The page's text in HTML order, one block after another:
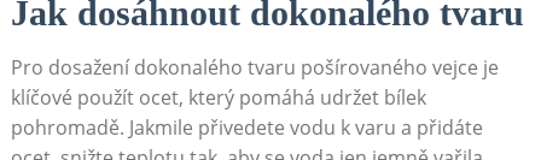
Jak dosáhnout dokonalého tvaru
Pro dosažení dokonalého tvaru pošírovaného vejce je
klíčové použít ocet, který pomáhá udržet bílek
pohromadě. Jakmile přivedete vodu k varu a přidáte